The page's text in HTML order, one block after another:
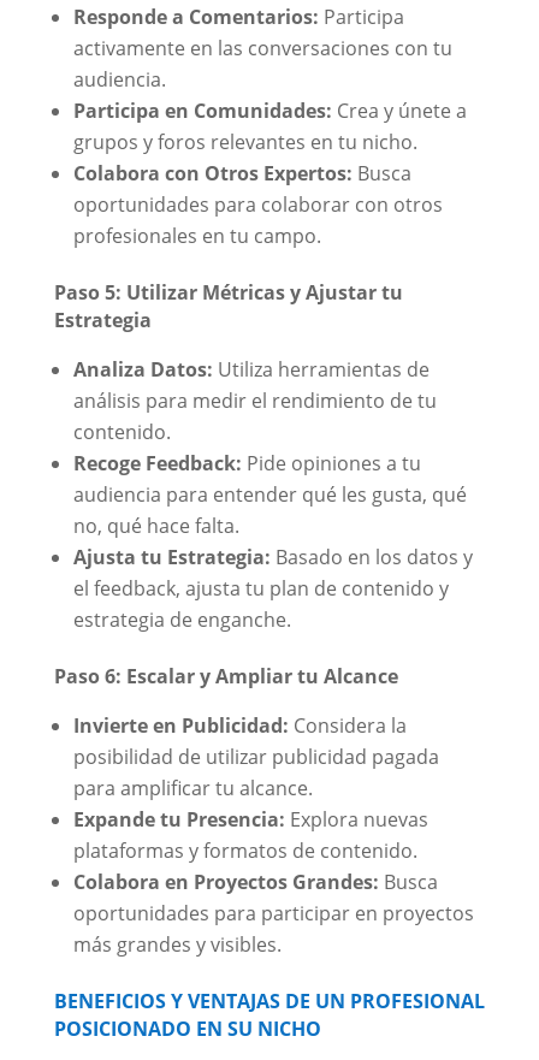
Responde a Comentarios: Participa
activamente en las conversaciones con tu
audiencia.
Participa en Comunidades: Crea y únete a
grupos y foros relevantes en tu nicho.
Colabora con Otros Expertos: Busca
oportunidades para colaborar con otros
profesionales en tu campo.
Paso 5: Utilizar Métricas y Ajustar tu
Estrategia
Analiza Datos: Utiliza herramientas de
análisis para medir el rendimiento de tu
contenido.
Recoge Feedback: Pide opiniones a tu
audiencia para entender qué les gusta, qué
no, qué hace falta.
Ajusta tu Estrategia: Basado en los datos y
el feedback, ajusta tu plan de contenido y
estrategia de enganche.
Paso 6: Escalar y Ampliar tu Alcance
Invierte en Publicidad: Considera la
posibilidad de utilizar publicidad pagada
para amplificar tu alcance.
Expande tu Presencia: Explora nuevas
plataformas y formatos de contenido.
Colabora en Proyectos Grandes: Busca
oportunidades para participar en proyectos
más grandes y visibles.
BENEFICIOS Y VENTAJAS DE UN PROFESIONAL
POSICIONADO EN SU NICHO